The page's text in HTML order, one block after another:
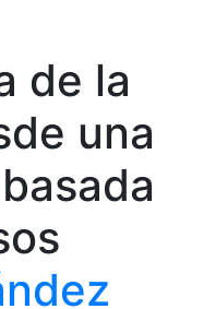
de la
una